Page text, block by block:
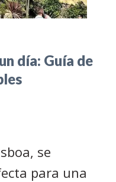
día: Guía de
se
para una